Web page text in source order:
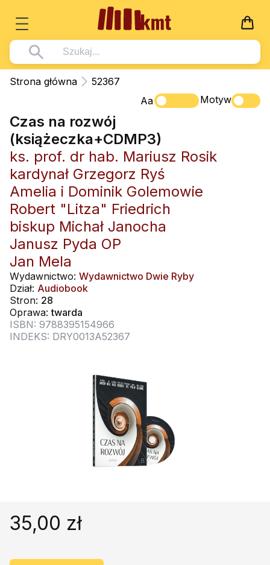
Książki
Wszystko z kategorii - Książki
Pismo Święte
Kościół Katolicki
Duszpasterstwo
Teologia
Życie chrześcijańskie
Duchowość
Literatura piękna
Religie
Kultura
Książki obcojęzyczne
Poradniki, leksykony...
Podręczniki szkolne
Wszystko z kategorii - Multimedia
DVD
CD-ROM
Muzyka
Rekolekcje i inne na CD
Śpiew i modlitwa
Muzyka klasyczna
Śpiewniki
Dla Dzieci
Wszystko z kategorii - Dla Dzieci
Literatura (D)
Płyty, DVD (D)
Podręczniki i pomoce dydaktyczne
Podręczniki
Wszystko z kategorii - Podręczniki
Podręczniki i pomoce dydaktyczne
Zabawa i Nauka
Nowości
Zaloguj się
Strona główna
52367
Aa
Motyw
Czas na rozwój
(książeczka+CDMP3)
ks. prof. dr hab. Mariusz Rosik
kardynał Grzegorz Ryś
Amelia i Dominik Golemowie
Robert "Litza" Friedrich
biskup Michał Janocha
Janusz Pyda OP
Jan Mela
Wydawnictwo: Wydawnictwo Dwie Ryby
Dział: Audiobook
Stron: 28
Oprawa:twarda
ISBN: 9788395154966
INDEKS: DRY0013A52367
35,00 zł